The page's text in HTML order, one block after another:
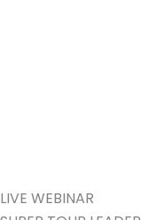
LIVE WEBINAR